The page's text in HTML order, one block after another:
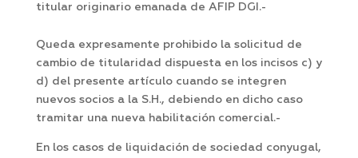
titular originario emanada de AFIP DGI.-
Queda expresamente prohibido la solicitud de
cambio de titularidad dispuesta en los incisos c) y
d) del presente artículo cuando se integren
nuevos socios a la S.H., debiendo en dicho caso
tramitar una nueva habilitación comercial.-
En los casos de liquidación de sociedad conyugal,